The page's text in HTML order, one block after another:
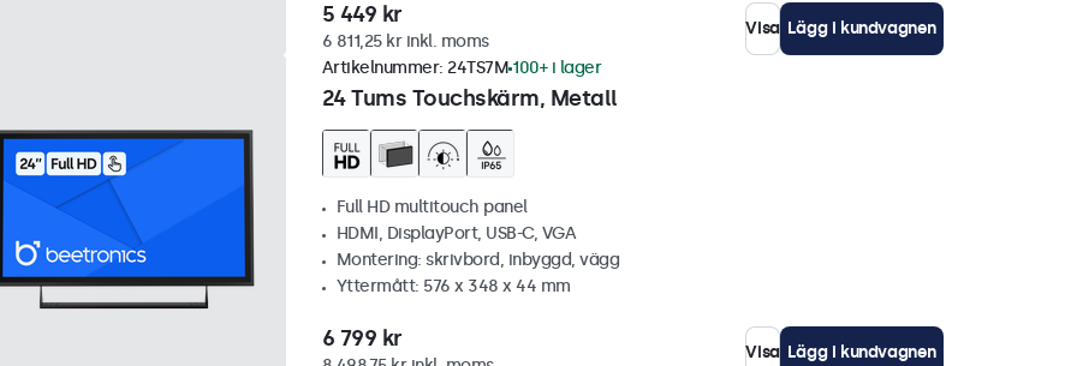
5 449 kr
6 811,25 kr inkl. moms
Visa Lägg i kundvagnen
24 Tums Touchskärm, Metall
Artikelnummer: 24TS7M 100+ i lager
Full HD multitouch panel
HDMI, DisplayPort, USB-C, VGA
Montering: skrivbord, inbyggd, vägg
Yttermått: 576 x 348 x 44 mm
6 799 kr
Visa Lägg i kundvagnen